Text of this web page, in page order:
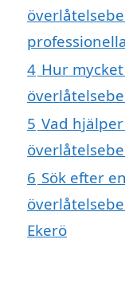
4 Hur
5 Vad
6 Sök efter
Ekerö